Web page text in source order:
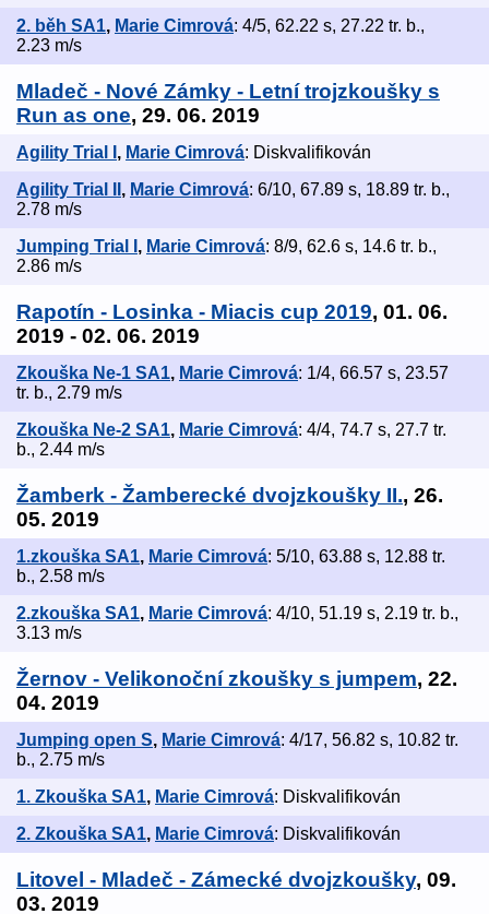
2. běh SA1, Marie Cimrová: 4/5, 62.22 s, 27.22 tr. b.,
2.23 m/s
Mladeč - Nové Zámky - Letní trojzkoušky s
Run as one, 29. 06. 2019
Agility Trial I , Marie Cimrová: Diskvalifikován
Agility Trial II , Marie Cimrová: 6/10, 67.89 s, 18.89 tr. b.,
2.78 m/s
Jumping Trial I , Marie Cimrová: 8/9, 62.6 s, 14.6 tr. b.,
2.86 m/s
Rapotín - Losinka - Miacis cup 2019, 01. 06.
2019 - 02. 06. 2019
Zkouška Ne-1 SA1, Marie Cimrová: 1/4, 66.57 s, 23.57
tr. b., 2.79 m/s
Zkouška Ne-2 SA1, Marie Cimrová: 4/4, 74.7 s, 27.7 tr.
b., 2.44 m/s
Žamberk - Žamberecké dvojzkoušky II., 26.
05. 2019
1.zkouška SA1, Marie Cimrová: 5/10, 63.88 s, 12.88 tr.
b., 2.58 m/s
2.zkouška SA1, Marie Cimrová: 4/10, 51.19 s, 2.19 tr. b.,
3.13 m/s
Žernov - Velikonoční zkoušky s jumpem, 22.
04. 2019
Jumping open S, Marie Cimrová: 4/17, 56.82 s, 10.82 tr.
b., 2.75 m/s
1. Zkouška SA1, Marie Cimrová: Diskvalifikován
2. Zkouška SA1, Marie Cimrová: Diskvalifikován
Litovel - Mladeč - Zámecké dvojzkoušky, 09.
03. 2019